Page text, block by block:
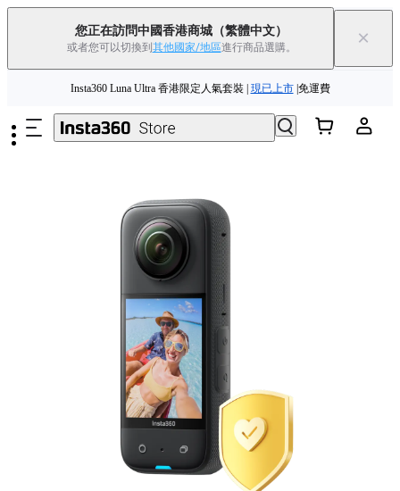
您正在訪問中國香港商城 （繁體中文）
或者您可以切換到 其他國家/地區進行商品選購。 ×
Insta360 Luna Ultra 香港限定人氣套裝 | 現已上市|免運費
夏季優惠 | 精選商品低至 立即選購
舊機換新機，享現金回饋或優惠券
Insta360 Luna Ultra 香港限定人氣套裝 |